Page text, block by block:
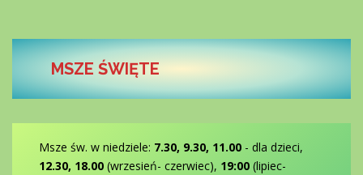
MSZE ŚWIĘTE
Msze św. w niedziele: 7.30, 9.30, 11.00 - dla dzieci,
12.30, 18.00 (wrzesień- czerwiec), 19:00(lipiec-